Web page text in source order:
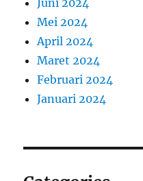
Mei 2024
April 2024
Maret 2024
Februari 2024
Januari 2024